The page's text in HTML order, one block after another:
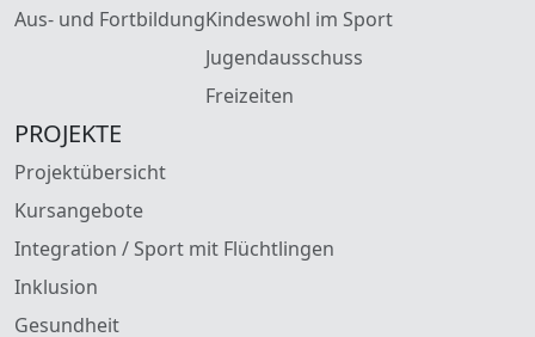
Aus- und FortbildungKindeswohl im Sport
Jugendausschuss
Freizeiten
PROJEKTE
Projektübersicht
Kursangebote
Integration / Sport mit Flüchtlingen
Inklusion
Gesundheit